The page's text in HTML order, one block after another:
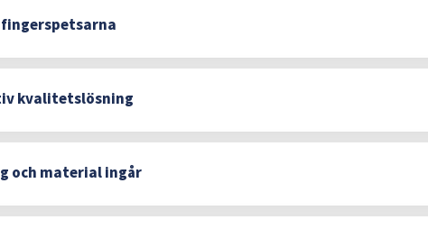
kvalitetslösning
och material ingår